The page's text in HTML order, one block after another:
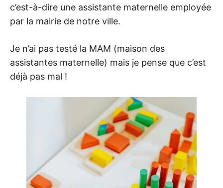
c’est-à-dire une assistante maternelle employée
par la mairie de notre ville.
Je n’ai pas testé la MAM (maison des
assistantes maternelle) mais je pense que c’est
déjà pas mal !